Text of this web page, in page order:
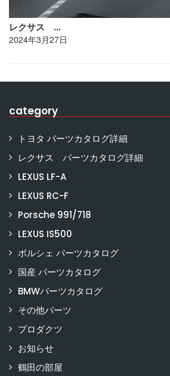
レクサス …
2024年3月27日
category
トヨタ パーツカタログ詳細
レクサス パーツカタログ詳細
LEXUS LF-A
LEXUS RC-F
Porsche 991/718
LEXUS IS500
ポルシェ パーツカタログ
国産 パーツカタログ
BMWパーツカタログ
その他パーツ
プロダクツ
お知らせ
鶴田の部屋